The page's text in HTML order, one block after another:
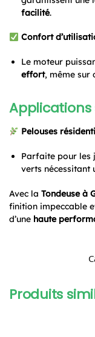
facilité.
Confort
Le moteur
effort, même sur
Applications
Pelouses
Parfaite pour les
verts nécessitant
Avec la Tondeuse à
finition impeccable
d’une haute
Produits